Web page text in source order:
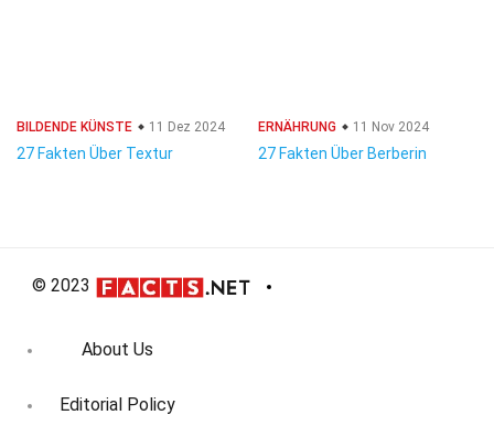
BILDENDE KÜNSTE 11 Dez 2024
27 Fakten Über Textur
ERNÄHRUNG 11 Nov 2024
27 Fakten Über Berberin
© 2023
About Us
Editorial Policy